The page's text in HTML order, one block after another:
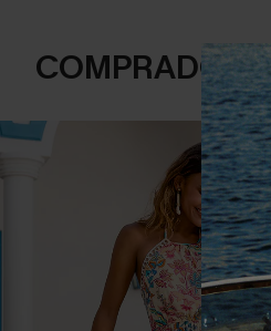
COMPRADOS